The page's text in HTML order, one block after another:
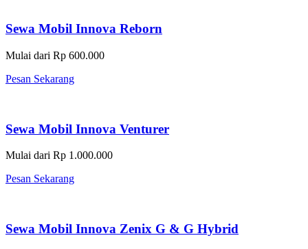
Sewa Mobil Innova Reborn
Mulai dari Rp 600.000
Pesan Sekarang
Sewa Mobil Innova Venturer
Mulai dari Rp 1.000.000
Pesan Sekarang
Sewa Mobil Innova Zenix G & G Hybrid